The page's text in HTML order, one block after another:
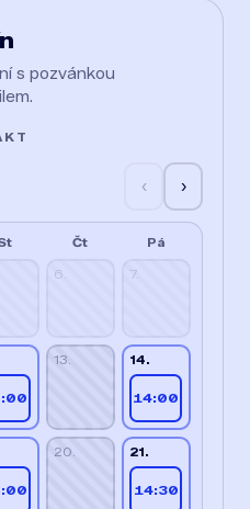
s pozvánkou
‹ ›
Čt Pá
6. 7.
13. 14.
14:00
20. 21.
14:30